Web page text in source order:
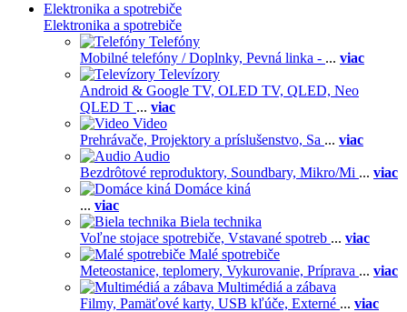
Elektronika a spotrebiče
Elektronika a spotrebiče
Telefóny
Mobilné telefóny / Doplnky, Pevná linka - ... viac
Televízory
Android & Google TV, OLED TV, QLED, Neo
QLED T ... viac
Video
Prehrávače, Projektory a príslušenstvo, Sa ... viac
Audio
Bezdrôtové reproduktory, Soundbary, Mikro/Mi ... viac
Domáce kiná
... viac
Biela technika
Voľne stojace spotrebiče, Vstavané spotreb ... viac
Malé spotrebiče
Meteostanice, teplomery, Vykurovanie, Príprava ... viac
Multimédiá a zábava
Filmy, Pamäťové karty, USB kľúče, Externé ... viac